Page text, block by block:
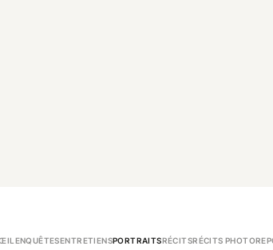
ENQUÊTESENTRETIENSPORTRAITSRÉCITSRÉCITS PHOTO